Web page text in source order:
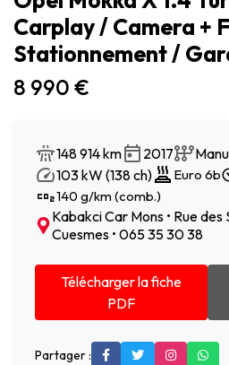
Carplay / Camera +
Stationnement /
8 990 €
148 914 km 2017
103 kW (138 ch)
Euro 6b
140 g/km (comb.)
Kabakci Car Mons • Rue
Cuesmes • 065 35 30 38
Télécharger la fiche
PDF
Partager :